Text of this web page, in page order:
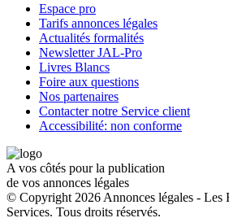
Espace pro
Tarifs annonces légales
Actualités formalités
Newsletter JAL-Pro
Livres Blancs
Foire aux questions
Nos partenaires
Contacter notre Service client
Accessibilité: non conforme
A vos côtés pour la publication
de vos annonces légales
© Copyright 2026 Annonces légales - Les
Services. Tous droits réservés.